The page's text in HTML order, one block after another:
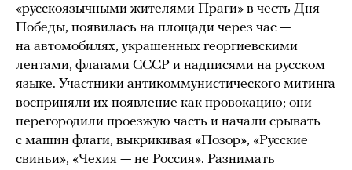
«русскоязычными жителями Праги» в честь Дня
Победы, появилась на площади через час —
на автомобилях, украшенных георгиевскими
лентами, флагами СССР и надписями на русском
языке. Участники антикоммунистического митинга
восприняли их появление как провокацию; они
перегородили проезжую часть и начали срывать
с машин флаги, выкрикивая «Позор», «Русские
свиньи», «Чехия — не Россия». Разнимать